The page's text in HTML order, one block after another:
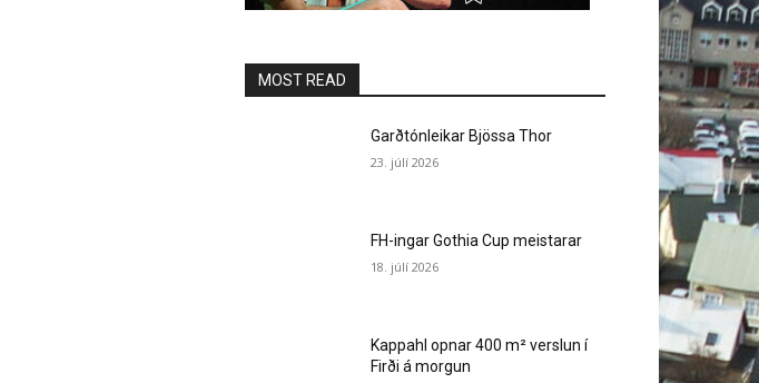
MOST READ
Garðtónleikar Bjössa Thor
23. júlí 2026
FH-ingar Gothia Cup meistarar
18. júlí 2026
Kappahl opnar 400 m² verslun í
Firði á morgun